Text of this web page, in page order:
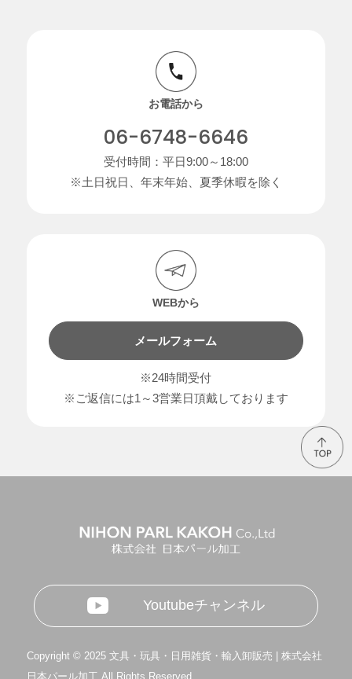
お電話から
06-6748-6646
受付時間：平日9:00～18:00
※土日祝日、年末年始、夏季休暇を除く
WEBから
メールフォーム
※24時間受付
※ご返信には1～3営業日頂戴しております
Youtubeチャンネル
Copyright © 2025 文具・玩具・日用雑貨・輸入卸販売 | 株式会社
日本パール加工 All Rights Reserved.